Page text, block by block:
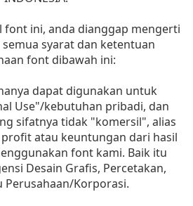
font ini, anda dianggap mengerti
syarat dan ketentuan
font dibawah ini:
dapat digunakan untuk
Use"/kebutuhan pribadi, dan
sifatnya tidak "komersil", alias
atau keuntungan dari hasil
font kami. Baik itu
Desain Grafis, Percetakan,
Perusahaan/Korporasi.